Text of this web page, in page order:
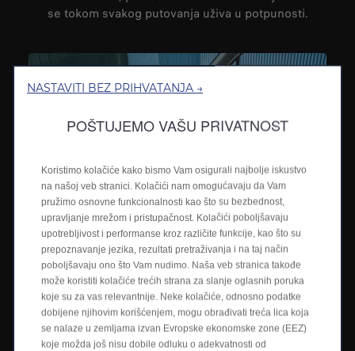
se tokom svakog putovanja uživa u potpunosti.
Waterfall pulsirajuće ambijetalno svetlo
Ambijentalno osvetljenje „vodopad“ poboljšava boravak u
unutrašnjosti, nudeći posebna iskustva kroz prilagodljive
režime senzora.
NASTAVITI BEZ PRIHVATANJA →
POŠTUJEMO VAŠU PRIVATNOST
Koristimo kolačiće kako bismo Vam osigurali najbolje iskustvo
na našoj veb stranici. Kolačići nam omogućavaju da Vam
pružimo osnovne funkcionalnosti kao što su bezbednost,
upravljanje mrežom i pristupačnost. Kolačići poboljšavaju
upotrebljivost i performanse kroz različite funkcije, kao što su
prepoznavanje jezika, rezultati pretraživanja i na taj način
poboljšavaju ono što Vam nudimo. Naša veb stranica takođe
može koristiti kolačiće trećih strana za slanje oglasnih poruka
koje su za vas relevantnije. Neke kolačiće, odnosno podatke
dobijene njihovim korišćenjem, mogu obrađivati treća lica koja
se nalaze u zemljama izvan Evropske ekonomske zone (EEZ)
koje možda još nisu dobile odluku o adekvatnosti od